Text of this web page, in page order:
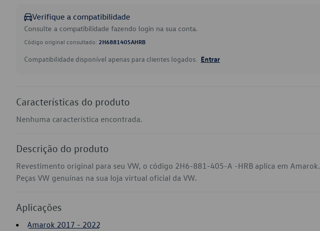
Verifique a compatibilidade
Consulte a compatibilidade fazendo login na sua conta.
Código original consultado: 2H6881405AHRB
Compatibilidade disponível apenas para clientes logados. Entrar
Características do produto
Nenhuma característica encontrada.
Descrição do produto
Revestimento original para seu VW, o código 2H6-881-405-A -HRB aplica em Amarok.
Peças VW genuínas na sua loja virtual oficial da VW.
Aplicações
Amarok 2017 - 2022